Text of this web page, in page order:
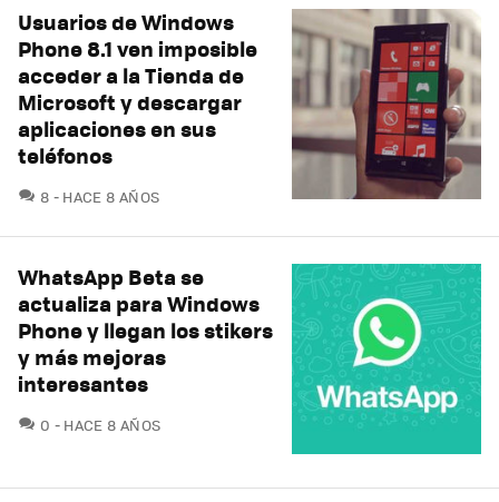
Usuarios de Windows
Phone 8.1 ven imposible
acceder a la Tienda de
Microsoft y descargar
aplicaciones en sus
teléfonos
8 COMENTARIOS
HACE 8 AÑOS
WhatsApp Beta se
actualiza para Windows
Phone y llegan los stikers
y más mejoras
interesantes
0 COMENTARIOS
HACE 8 AÑOS